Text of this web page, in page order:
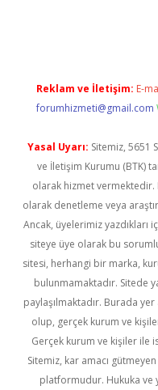
Reklam ve İletişim: E-
forumhizmeti@gmail.com
Yasal Uyarı: Sitemiz, 5651
ve İletişim Kurumu (BTK)
olarak hizmet
olarak denetleme veya
Ancak, üyelerimiz yazdıkları
siteye üye olarak bu
sitesi, herhangi bir marka,
bulunmamaktadır. Sitede
paylaşılmaktadır. Burada
olup, gerçek kurum ve
Gerçek kurum ve kişiler ile
Sitemiz, kar amacı
platformudur. Hukuka ve